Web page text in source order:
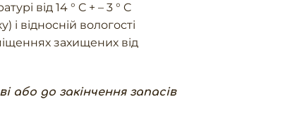
від 14 ° C + – 3 ° C
відносній вологості
захищених від
або до закінчення запасів